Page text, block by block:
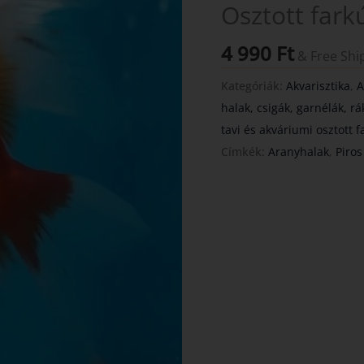
Osztott
4 990 Ft & Free
Kategóriák: Akvarisztika
halak, csigák, garnélák,
tavi és akváriumi osztott
Címkék: Aranyhalak